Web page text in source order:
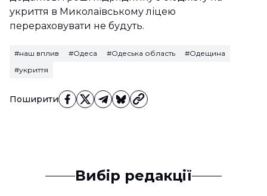
Поширити
укриття в Миколаївському ліцею
перераховувати не будуть.
#наш вплив #Одеса #Одеська область
#Одещина
#укриття
Вибір редакції